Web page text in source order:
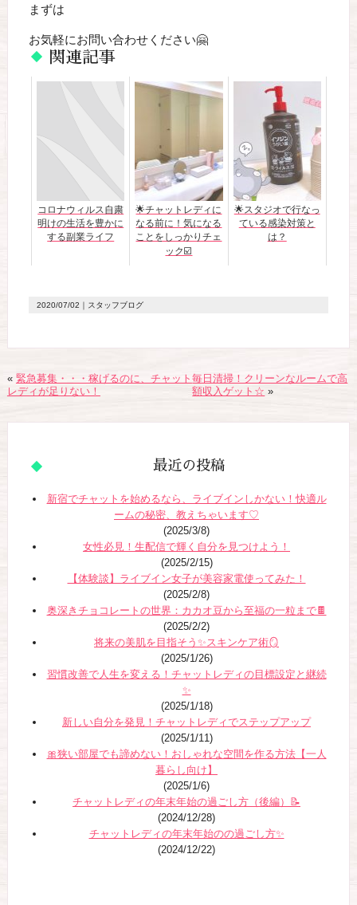
まずは
お気軽にお問い合わせください🤗
関連記事
コロナウィルス自粛
明けの生活を豊かに
する副業ライフ
🌟チャットレディに
なる前に！気になる
ことをしっかりチェ
ック☑️
🌟スタジオで行なっ
ている感染対策と
は？
2020/07/02 ｜スタッフブログ
« 緊急募集・・・稼げるのに、チャット
レディが足りない！
毎日清掃！クリーンなルームで高
額収入ゲット☆ »
最近の投稿
新宿でチャットを始めるなら、ライブインしかない！快適ル
ームの秘密、教えちゃいます♡
(2025/3/8)
女性必見！生配信で輝く自分を見つけよう！
(2025/2/15)
【体験談】ライブイン女子が美容家電使ってみた！
(2025/2/8)
奥深きチョコレートの世界：カカオ豆から至福の一粒まで🍫
(2025/2/2)
将来の美肌を目指そう✨スキンケア術🪞
(2025/1/26)
習慣改善で人生を変える！チャットレディの目標設定と継続
✨
(2025/1/18)
新しい自分を発見！チャットレディでステップアップ
(2025/1/11)
🎀狭い部屋でも諦めない！おしゃれな空間を作る方法【一人
暮らし向け】
(2025/1/6)
チャットレディの年末年始の過ごし方（後編）📝
(2024/12/28)
チャットレディの年末年始のの過ごし方✨
(2024/12/22)